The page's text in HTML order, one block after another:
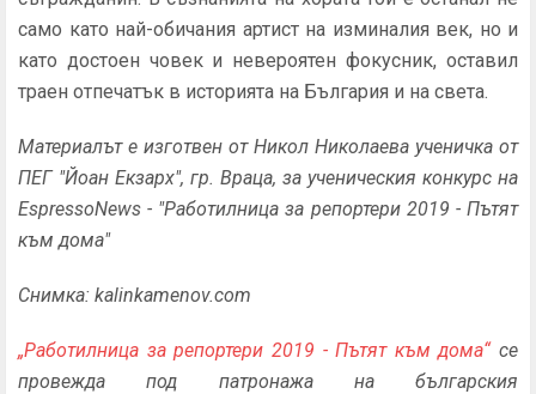
само като най-обичания артист на изминалия век, но и
като достоен човек и невероятен фокусник, оставил
траен отпечатък в историята на България и на света.
Материалът е изготвен от Никол Николаева ученичка от
ПЕГ "Йоан Екзарх", гр. Враца, за ученическия конкурс на
EspressoNews - "Работилница за репортери 2019 - Пътят
към дома"
Снимка: kalinkamenov.com
„Работилница за репортери 2019 - Пътят към дома“се
провежда под патронажа на българския